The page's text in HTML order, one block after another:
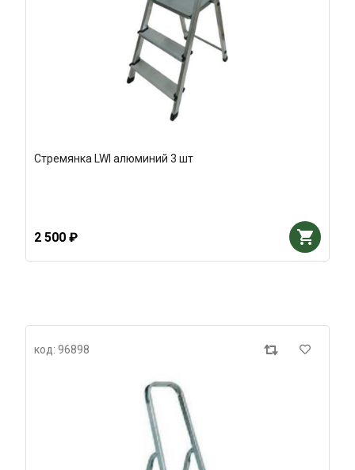
Стремянка LWI алюминий 3 шт
2 500 ₽
код: 96898